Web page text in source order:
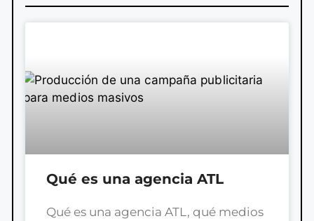
Qué es una agencia ATL
Qué es una agencia ATL, qué medios